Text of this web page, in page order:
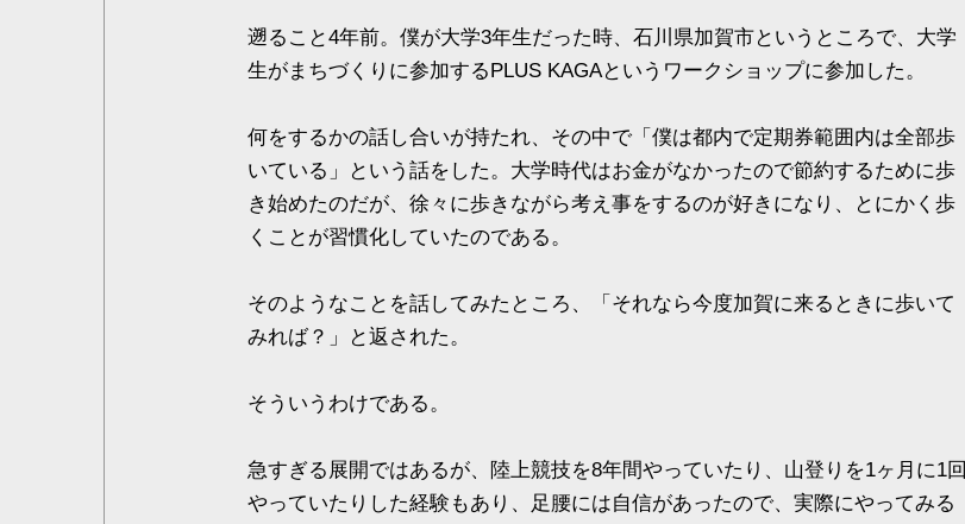
遡ること4年前。僕が大学3年生だった時、石川県加賀市というところで、大学
生がまちづくりに参加するPLUS KAGAというワークショップに参加した。
何をするかの話し合いが持たれ、その中で「僕は都内で定期券範囲内は全部歩
いている」という話をした。大学時代はお金がなかったので節約するために歩
き始めたのだが、徐々に歩きながら考え事をするのが好きになり、とにかく歩
くことが習慣化していたのである。
そのようなことを話してみたところ、「それなら今度加賀に来るときに歩いて
みれば？」と返された。
そういうわけである。
急すぎる展開ではあるが、陸上競技を8年間やっていたり、山登りを1ヶ月に1回
やっていたりした経験もあり、足腰には自信があったので、実際にやってみる